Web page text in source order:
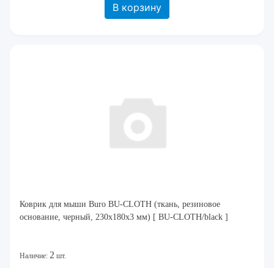
В корзину
Коврик для мыши Buro BU-CLOTH (ткань, резиновое
основание, черный, 230x180x3 мм) [ BU-CLOTH/black ]
Наличие: 2 шт.